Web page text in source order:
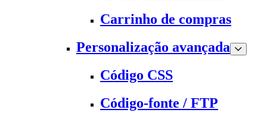
Carrinho de compras
Personalização avançada
Código CSS
Código-fonte / FTP